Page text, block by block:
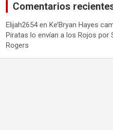
Comentarios
Elijah2654enKe’Bryan Hayes
Piratas lo envían a los Rojos por
Rogers